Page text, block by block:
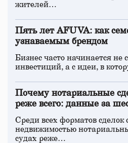
жителей…
Пять лет AFUVA: как
узнаваемым брендом
Бизнес часто начинается не
инвестиций, а с идеи, в
Почему нотариальные
реже всего: данные за
Среди всех форматов сделок
недвижимостью
судах реже…